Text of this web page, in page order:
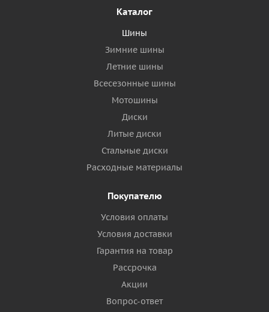
Каталог
Шины
Зимние шины
Летние шины
Всесезонные шины
Мотошины
Диски
Литые диски
Стальные диски
Расходные материалы
Покупателю
Условия оплаты
Условия доставки
Гарантия на товар
Рассрочка
Акции
Вопрос-ответ